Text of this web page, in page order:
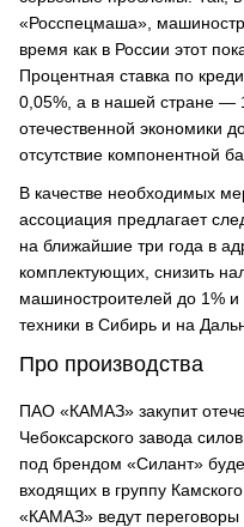
«Росспецмаша»,
время как в России этот
Процентная ставка по
0,05%, а в нашей стране —
отечественной экономики
отсутствие компонентной
В качестве необходимых
ассоциация предлагает
на ближайшие три года в
комплектующих, снизить
машиностроителей до 1% и
техники в Сибирь и на
Про производства
ПАО «КАМАЗ» закупит
Чебоксарского завода
под брендом «Силант»
входящих в группу
«КАМАЗ» ведут переговоры